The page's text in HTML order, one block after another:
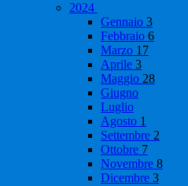
2024
Gennaio 3
Febbraio 6
Marzo 17
Aprile 3
Maggio 28
Giugno
Luglio
Agosto 1
Settembre 2
Ottobre 7
Novembre 8
Dicembre 3